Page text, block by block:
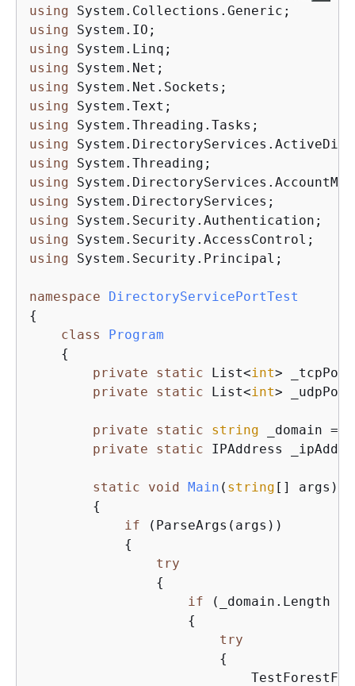
using
using
using
using
using
using
using
using
using
using
using
using
using
using System.Security.Principal;
namespace
DirectoryServicePortTest
{
class
Program
{
private
static List<int>
private
static List<int>
private static string _domain =
private
static IPAddress
static void Main ( string [] args )
{
if (ParseArgs(args))
{
try
{
if (_domain.Length >
{
try
{